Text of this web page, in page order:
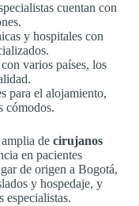
cuentan con
y hospitales con
varios países, los
para el alojamiento,
cómodos.
de cirujanos
en pacientes
de origen a Bogotá,
y hospedaje, y
especialistas.